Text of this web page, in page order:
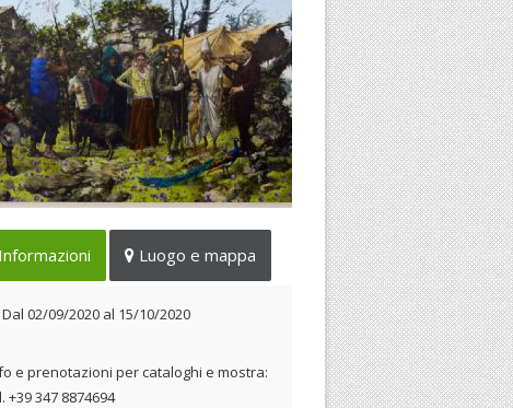
Installazione grafica e sonora per
Festa di Santa Rosa
02/09/2020 al 15/10/2020
Informazioni Luogo e mappa
Dal 02/09/2020 al 15/10/2020
e prenotazioni per cataloghi e mostra:
+39 347 8874694